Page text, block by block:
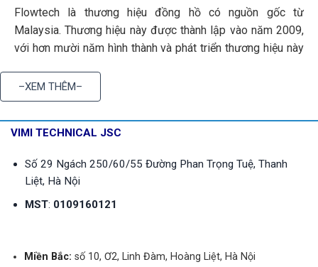
Flowtech là thương hiệu đồng hồ có nguồn gốc từ
Malaysia. Thương hiệu này được thành lập vào năm 2009,
với hơn mười năm hình thành và phát triển thương hiệu này
đo của mình. Các sản phẩm đồng hồ đo nước điện từ của
Flowtech được người tiêu dùng biết đến với độ bền cao,
với đa dạng mẫu mã chủng loại phục vụ nhu cầu của khách
hàng.
Thương hiệu: Flowtech
–XEM THÊM–
VIMI TECHNICAL JSC
Số 29 Ngách 250/60/55 Đường Phan Trọng Tuệ, Thanh
Liệt, Hà Nội
MST: 0109160121
Miền Bắc: số 10, Ơ2, Linh Đàm, Hoàng Liệt, Hà Nội